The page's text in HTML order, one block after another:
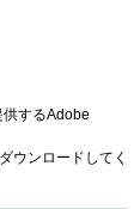
するAdobe
ウンロードしてく